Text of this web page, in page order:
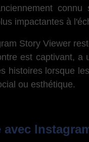
impactantes à
Story Viewer
est captivant,
histoires lorsque
ou esthétique.
avec